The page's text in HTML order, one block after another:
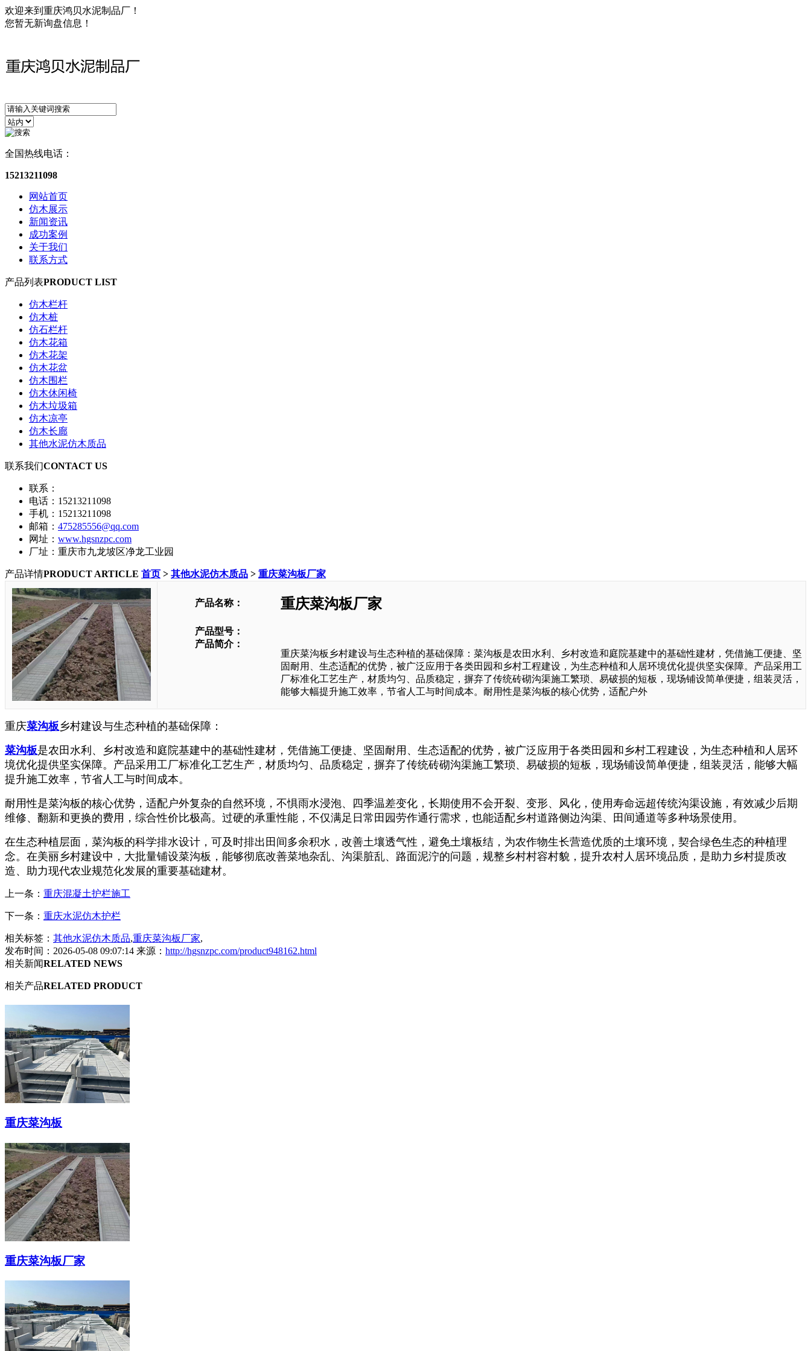
欢迎来到重庆鸿贝水泥制品厂！
您暂无新询盘信息！
全国热线电话：
15213211098
网站首页
仿木展示
新闻资讯
成功案例
关于我们
联系方式
产品列表PRODUCT LIST
仿木栏杆
仿木桩
仿石栏杆
仿木花箱
仿木花架
仿木花盆
仿木围栏
仿木休闲椅
仿木垃圾箱
仿木凉亭
仿木长廊
其他水泥仿木质品
联系我们CONTACT US
联系：
电话：15213211098
手机：15213211098
邮箱： 475285556@qq.com
网址： www.hgsnzpc.com
厂址：重庆市九龙坡区净龙工业园
产品详情PRODUCT ARTICLE 首页 > 其他水泥仿木质品 > 重庆菜沟板厂家
产品名称： 重庆菜沟板厂家
产品型号：
产品简介：
重庆菜沟板乡村建设与生态种植的基础保障：菜沟板是农田水利、乡村改造和庭院基建中的基础性建材，凭借施工便捷、坚
固耐用、生态适配的优势，被广泛应用于各类田园和乡村工程建设，为生态种植和人居环境优化提供坚实保障。产品采用工
厂标准化工艺生产，材质均匀、品质稳定，摒弃了传统砖砌沟渠施工繁琐、易破损的短板，现场铺设简单便捷，组装灵活，
能够大幅提升施工效率，节省人工与时间成本。耐用性是菜沟板的核心优势，适配户外
重庆菜沟板乡村建设与生态种植的基础保障 ：
菜沟板是农田水利、乡村改造和庭院基建中的基础性建材，凭借施工便捷、坚固耐用、生态适配的优势，被广泛应用于各类田园和乡村工程建设，为生态种植和人居环
境优化提供坚实保障。产品采用工厂标准化工艺生产，材质均匀、品质稳定，摒弃了传统砖砌沟渠施工繁琐、易破损的短板，现场铺设简单便捷，组装灵活，能够大幅
提升施工效率，节省人工与时间成本。
耐用性是菜沟板的核心优势，适配户外复杂的自然环境，不惧雨水浸泡、四季温差变化，长期使用不会开裂、变形、风化，使用寿命远超传统沟渠设施，有效减少后期
维修、翻新和更换的费用，综合性价比极高。过硬的承重性能，不仅满足日常田园劳作通行需求，也能适配乡村道路侧边沟渠、田间通道等多种场景使用。
在生态种植层面，菜沟板的科学排水设计，可及时排出田间多余积水，改善土壤透气性，避免土壤板结，为农作物生长营造优质的土壤环境，契合绿色生态的种植理
念。在美丽乡村建设中，大批量铺设菜沟板，能够彻底改善菜地杂乱、沟渠脏乱、路面泥泞的问题，规整乡村村容村貌，提升农村人居环境品质，是助力乡村提质改
造、助力现代农业规范化发展的重要基础建材。
上一条： 重庆混凝土护栏施工
下一条： 重庆水泥仿木护栏
相关标签： 其他水泥仿木质品,重庆菜沟板厂家,
发布时间：2026-05-08 09:07:14 来源： http://hgsnzpc.com/product948162.html
相关新闻RELATED NEWS
相关产品RELATED PRODUCT
重庆菜沟板
重庆菜沟板厂家